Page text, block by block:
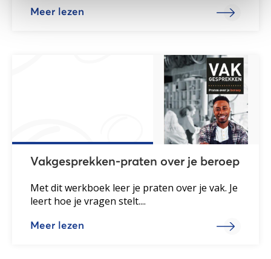
Meer lezen
Vakgesprekken-praten over je beroep
Met dit werkboek leer je praten over je vak. Je
leert hoe je vragen stelt....
Meer lezen